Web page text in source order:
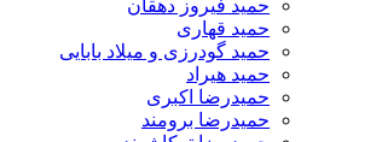
حمید فیروز دهقان
حمید قهاری
حمید گودرزی و میلاد بابایی
حمید هیراد
حمیدرضا اکبری
حمیدرضا برومند